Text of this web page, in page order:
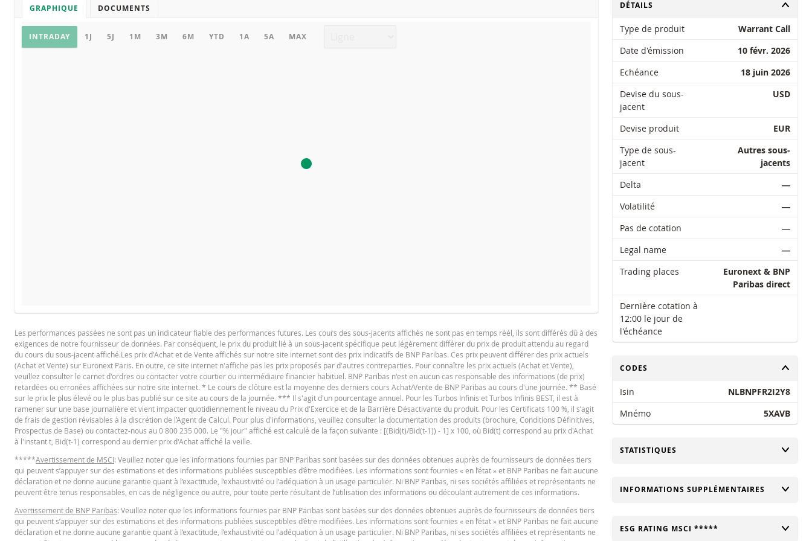
GRAPHIQUE DOCUMENTS
Graphique
INTRADAY 1J 5J 1M 3M 6M YTD 1A 5A MAX
PROSPECTUS DE BASE
Français (France) PDF
FINAL TERMS
Français (France) PDF
CONDITIONS DÉFINITIVES RÉSUMÉ
Français (France) PDF
Les performances passées ne sont pas un indicateur fiable des performances futures. Les cours des sous-jacents affichés ne sont pas en temps réél, ils sont différés dû à des
exigences de notre fournisseur de données. Par conséquent, le prix du produit lié à un sous-jacent spécifique peut légèrement différer du prix de produit attendu au regard
du cours du sous-jacent affiché.Les prix d'Achat et de Vente affichés sur notre site internet sont des prix indicatifs de BNP Paribas. Ces prix peuvent différer des prix actuels
(Achat et Vente) sur Euronext Paris. En outre, ce site internet n'affiche pas les prix proposés par d'autres contreparties. Pour connaître les prix actuels (Achat et Vente),
veuillez consulter le carnet d'ordres ou contacter votre courtier ou intermédiaire financier habituel. BNP Paribas n'est en aucun cas responsable des informations (de prix)
retardées ou erronées affichées sur notre site internet. * Le cours de clôture est la moyenne des derniers cours Achat/Vente de BNP Paribas au cours d'une journée. ** Basé
sur le prix le plus élevé ou le plus bas publié sur ce site au cours de la journée. *** Il s'agit d'un pourcentage annuel. Pour les Turbos Infinis et Turbos Infinis BEST, il est à
ramener sur une base journalière et vient impacter quotidiennement le niveau du Prix d'Exercice et de la Barrière Désactivante du produit. Pour les Certificats 100 %, il s’agit
de frais de gestion révisables à la discrétion de l’Agent de Calcul. Pour plus d'informations, veuillez consulter la documentation des produits (brochure, Conditions Définitives,
Prospectus de Base) ou contactez-nous au 0 800 235 000. Le "% jour" affiché est calculé de la façon suivante : [(Bid(t)/Bid(t-1)) - 1] x 100, où Bid(t) correspond au prix d'Achat
à l'instant t, Bid(t-1) correspond au dernier prix d'Achat affiché la veille.
*****Avertissement de MSCI: Veuillez noter que les informations fournies par BNP Paribas sont basées sur des données obtenues auprès de fournisseurs de données tiers
qui peuvent s’appuyer sur des estimations et des informations publiées susceptibles d’être modifiées. Les informations sont fournies « en l’état » et BNP Paribas ne fait aucune
déclaration et ne donne aucune garantie quant à l’exactitude, l’exhaustivité ou l’adéquation à un usage particulier. Ni BNP Paribas, ni ses sociétés affiliées et représentants ne
peuvent être tenus responsables, en cas de négligence ou autre, pour toute perte résultant de l’utilisation des informations ou découlant autrement de ces informations.
Avertissement de BNP Paribas: Veuillez noter que les informations fournies par BNP Paribas sont basées sur des données obtenues auprès de fournisseurs de données tiers
qui peuvent s’appuyer sur des estimations et des informations publiées susceptibles d’être modifiées. Les informations sont fournies « en l’état » et BNP Paribas ne fait aucune
déclaration et ne donne aucune garantie quant à l’exactitude, l’exhaustivité ou l’adéquation à un usage particulier. Ni BNP Paribas, ni ses sociétés affiliées et représentants ne
CHANGER
DÉTAILS
Type de produit
Warrant Call
Date d'émission
10 févr. 2026
Echéance
18 juin 2026
Devise du sous-
jacent
USD
Devise produit
EUR
Type de sous-
jacent
Autres sous-
jacents
Delta
―
Volatilité
―
Pas de cotation
―
Legal name
―
Trading places
Euronext & BNP
Paribas direct
Dernière cotation à
12:00 le jour de
l'échéance
CHANGER
CODES
Isin
NLBNPFR2I2Y8
Mnémo
5XAVB
CHANGER
STATISTIQUES
CHANGER
INFORMATIONS SUPPLÉMENTAIRES
CHANGER
ESG RATING MSCI *****